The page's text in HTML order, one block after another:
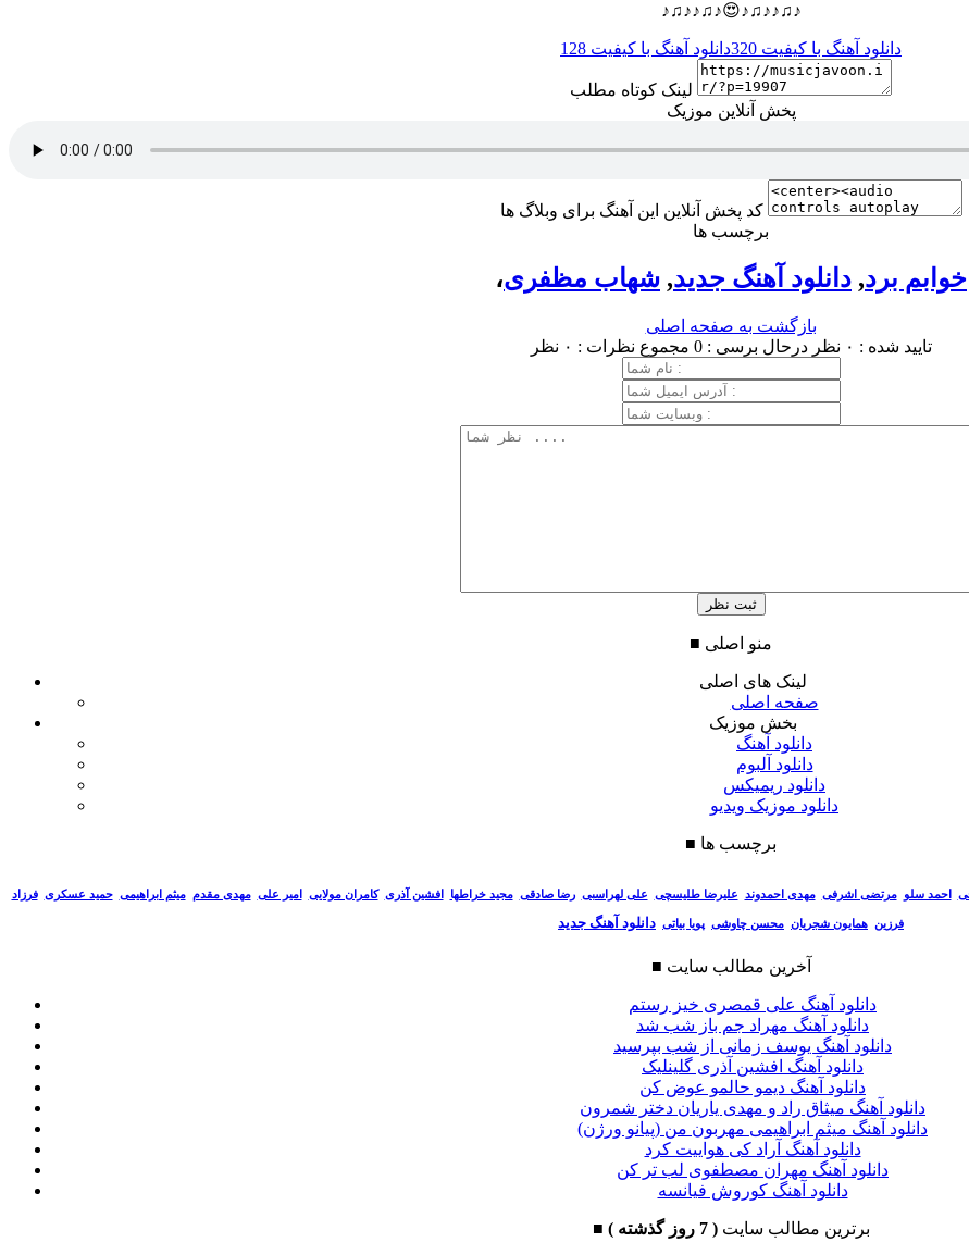
♪♫♪♪♫♪😍♪♫♪♪♫♪
دانلود آهنگ با کیفیت 320 دانلود آهنگ با کیفیت 128
لینک کوتاه مطلب
پخش آنلاین موزیک
کد پخش آنلاین این آهنگ برای وبلاگ ها
برچسب ها
، خوابم برد, دانلود آهنگ جدید, شهاب مظفری
بازگشت به صفحه اصلی
تایید شده : ۰ نظر
درحال برسی : 0 مجموع نظرات : ۰ نظر
■ منو اصلی
لینک های اصلی
صفحه اصلی
بخش موزیک
دانلود آهنگ
دانلود آلبوم
دانلود ریمیکس
دانلود موزیک ویدیو
■ برچسب ها
احمد سلو مرتضی اشرفی مهدی احمدوند علیرضا طلیسچی علی لهراسبی رضا صادقی مجید خراطها افشین آذری کامران مولایی امیر علی مهدی مقدم میثم ابراهیمی حمید عسکری فرزاد
فرزین همایون شجریان محسن چاوشی پویا بیاتی دانلود آهنگ جدید
■ آخرین مطالب سایت
دانلود آهنگ علی قمصری خیز رستم
دانلود آهنگ مهراد جم باز شب شد
دانلود آهنگ یوسف زمانی از شب بپرسید
دانلود آهنگ افشین آذری گلینلیک
دانلود آهنگ دیمو حالمو عوض کن
دانلود آهنگ میثاق راد و مهدی یاریان دختر شمرون
دانلود آهنگ میثم ابراهیمی مهربون من (پیانو ورژن)
دانلود آهنگ آراد کی هواییت کرد
دانلود آهنگ مهران مصطفوی لب تر کن
دانلود آهنگ کوروش فیانسه
■ برترین مطالب سایت( 7 روز گذشته )